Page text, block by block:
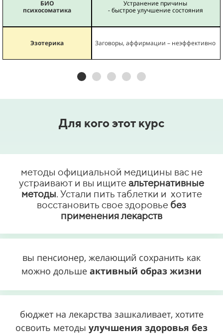
БИО
психосоматика
Устранение причины
- быстрое улучшение состояния
Эзотерика Заговоры, аффирмации – неэффективно
Для кого этот курс
методы официальной медицины вас не
устраивают и вы ищите альтернативные
методы. Устали пить таблетки и хотите
восстановить свое здоровье без
применения лекарств
вы пенсионер, желающий сохранить как
можно дольше активный образ жизни
бюджет на лекарства зашкаливает, хотите
освоить методы улучшения здоровья без